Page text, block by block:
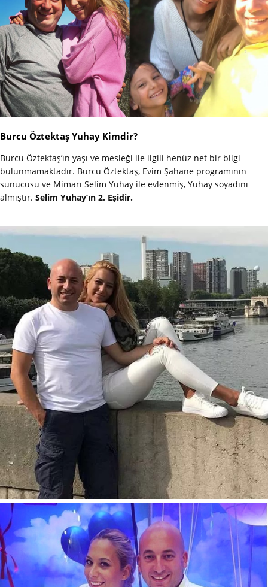
Burcu Öztektaş Yuhay Kimdir?
Burcu Öztektaş’ın yaşı ve mesleği ile ilgili henüz net bir bilgi
bulunmamaktadır. Burcu Öztektaş, Evim Şahane programının
sunucusu ve Mimarı Selim Yuhay ile evlenmiş, Yuhay soyadını
almıştır. Selim Yuhay’ın 2. Eşidir.